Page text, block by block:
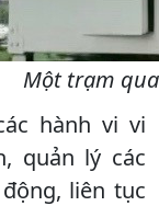
Một trạm
hành vi vi
quản lý các
liên tục